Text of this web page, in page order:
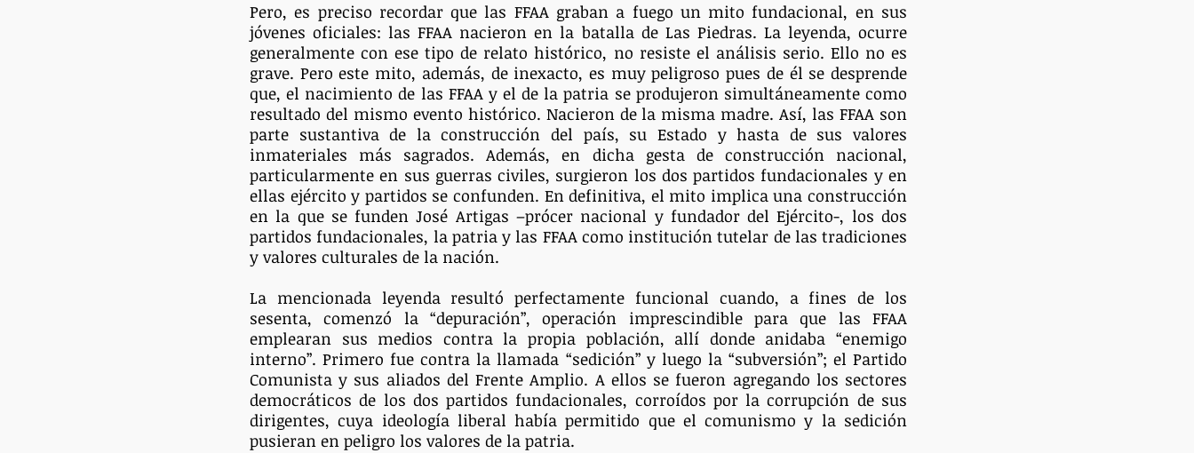
Pero, es preciso recordar que las FFAA graban a fuego un mito fundacional, en sus
jóvenes oficiales: las FFAA nacieron en la batalla de Las Piedras. La leyenda, ocurre
generalmente con ese tipo de relato histórico, no resiste el análisis serio. Ello no es
grave. Pero este mito, además, de inexacto, es muy peligroso pues de él se desprende
que, el nacimiento de las FFAA y el de la patria se produjeron simultáneamente como
resultado del mismo evento histórico. Nacieron de la misma madre. Así, las FFAA son
parte sustantiva de la construcción del país, su Estado y hasta de sus valores
inmateriales más sagrados. Además, en dicha gesta de construcción nacional,
particularmente en sus guerras civiles, surgieron los dos partidos fundacionales y en
ellas ejército y partidos se confunden. En definitiva, el mito implica una construcción
en la que se funden José Artigas –prócer nacional y fundador del Ejército-, los dos
partidos fundacionales, la patria y las FFAA como institución tutelar de las tradiciones
y valores culturales de la nación.
La mencionada leyenda resultó perfectamente funcional cuando, a fines de los
sesenta, comenzó la “depuración”, operación imprescindible para que las FFAA
emplearan sus medios contra la propia población, allí donde anidaba “enemigo
interno”. Primero fue contra la llamada “sedición” y luego la “subversión”; el Partido
Comunista y sus aliados del Frente Amplio. A ellos se fueron agregando los sectores
democráticos de los dos partidos fundacionales, corroídos por la corrupción de sus
dirigentes, cuya ideología liberal había permitido que el comunismo y la sedición
pusieran en peligro los valores de la patria.